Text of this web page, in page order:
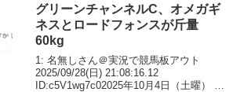
グリーンチャンネルC、オメガギ
ネスとロードフォンスが斤量
60kg
1: 名無しさん＠実況で競馬板アウト
2025/09/28(日) 21:08:16.12
ID:c5V1wg7c02025年10月4日（土曜） 4